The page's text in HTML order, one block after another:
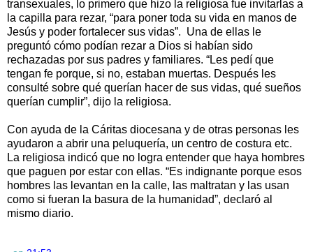
transexuales, lo primero que hizo la religiosa fue invitarlas a
la capilla para rezar, “para poner toda su vida en manos de
Jesús y poder fortalecer sus vidas”. Una de ellas le
preguntó cómo podían rezar a Dios si habían sido
rechazadas por sus padres y familiares. “Les pedí que
tengan fe porque, si no, estaban muertas. Después les
consulté sobre qué querían hacer de sus vidas, qué sueños
querían cumplir”, dijo la religiosa.
Con ayuda de la Cáritas diocesana y de otras personas les
ayudaron a abrir una peluquería, un centro de costura etc.
La religiosa indicó que no logra entender que haya hombres
que paguen por estar con ellas. “Es indignante porque esos
hombres las levantan en la calle, las maltratan y las usan
como si fueran la basura de la humanidad”, declaró al
mismo diario.